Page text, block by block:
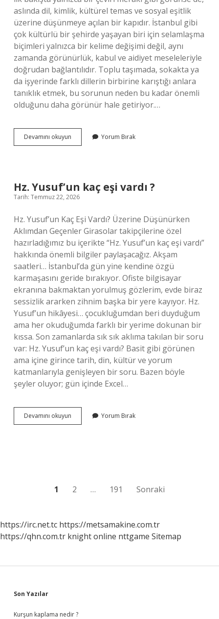
aslında dil, kimlik, kültürel temas ve sosyal eşitlik
üzerine düşünmeye açılan bir kapıdır. İstanbul gibi
çok kültürlü bir şehirde yaşayan biri için selamlaşma
biçimleri yalnızca bir kelime değişimi değil, aynı
zamanda görünürlük, kabul ve aidiyet meseleleriyle
doğrudan bağlantılıdır. Toplu taşımada, sokakta ya
da işyerinde farklı dillerin birbirine karıştığı anlara
tanıklık etmek, bu sorunun neden bu kadar önemli
olduğunu daha görünür hale getiriyor.…
Devamını okuyun Kazakistanca
merhaba
Yorum Bırak
Hz. Yusuf’un kaç eşi vardı ?
Tarih: Temmuz 22, 2026
Hz. Yusuf’un Kaç Eşi Vardı? Üzerine Düşünürken
Aklımdan Geçenler Girasolar takipçilerine özel
hazırladığımız bu içerikte “Hz. Yusuf’un kaç eşi vardı”
hakkında önemli bilgiler paylaşacağız. Akşam
saatleri… İstanbul’da gün yine kendine özgü
karmaşasını geride bırakıyor. Ofiste bilgisayar
ekranına bakmaktan yorulmuş gözlerim, evde biraz
sessizlik ararken zihnim başka bir yere kayıyor. Hz.
Yusuf’un hikâyesi… çocukluğumdan beri duyduğum
ama her okuduğumda farklı bir yerime dokunan bir
kıssa. Son zamanlarda sık sık aklıma takılan bir soru
var: Hz. Yusuf’un kaç eşi vardı? Basit gibi görünen
ama içine girince tarih, din, kültür ve yorum
katmanlarıyla genişleyen bir soru. Bazen böyle
şeyler oluyor; gün içinde Excel…
Devamını okuyun
Yusuf’un
Yorum Bırak
1 2 … 191 Sonraki
https://irc.net.tc https://metsamakine.com.tr
https://qhn.com.tr knight online nttgame Sitemap
Sidebar
Son Yazılar
Kurşun kaplama nedir ?